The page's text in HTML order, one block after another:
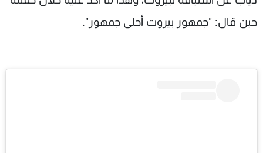
حين قال: "جمهور بيروت أحلى جمهور".